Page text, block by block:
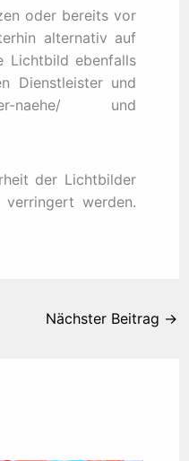
oder bereits vor
alternativ auf
Lichtbild ebenfalls
Dienstleister und
naehe/ und
der Lichtbilder
werden.
Nächster Beitrag →